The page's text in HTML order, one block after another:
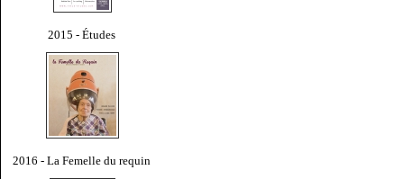
2015 - Études
2016 - La Femelle du requin